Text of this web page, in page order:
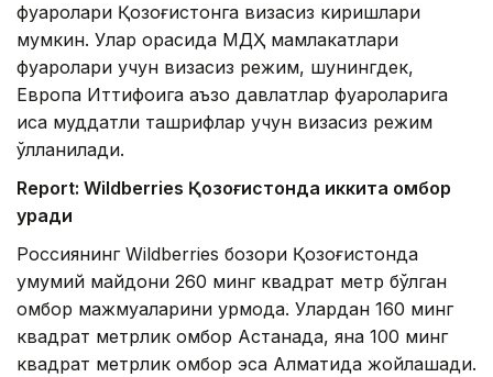
фуқаролари Қозоғистонга визасиз киришлари
мумкин. Улар орасида МДҲ мамлакатлари
фуқаролари учун визасиз режим, шунингдек,
Европа Иттифоқига аъзо давлатлар фуқароларига
қисқа муддатли ташрифлар учун визасиз режим
қўлланилади.
Report: Wildberries Қозоғистонда иккита омбор
қуради
Россиянинг Wildberries бозори Қозоғистонда
умумий майдони 260 минг квадрат метр бўлган
омбор мажмуаларини қурмоқда. Улардан 160 минг
квадрат метрлик омбор Астанада, яна 100 минг
квадрат метрлик омбор эса Алматида жойлашади.